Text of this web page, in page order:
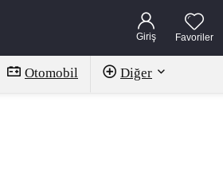
Giriş Favoriler
Otomobil Diğer